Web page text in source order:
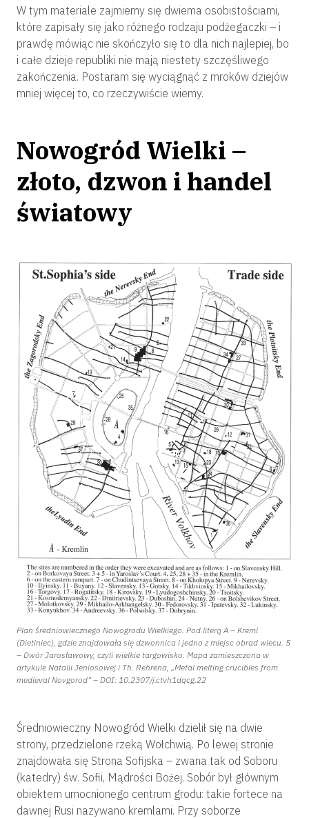
W tym materiale zajmiemy się dwiema osobistościami,
które zapisały się jako różnego rodzaju podżegaczki – i
prawdę mówiąc nie skończyło się to dla nich najlepiej, bo
i całe dzieje republiki nie mają niestety szczęśliwego
zakończenia. Postaram się wyciągnąć z mroków dziejów
mniej więcej to, co rzeczywiście wiemy.
Nowogród Wielki –
złoto, dzwon i handel
światowy
Plan średniowiecznego Nowogrodu Wielkiego. Pod literą A – Kreml
(Dietiniec), gdzie znajdowała się dzwonnica i jedno z miejsc obrad wiecu. 5
– Dwór Jarosławowy, czyli wielkie targowisko. Mapa zamieszczona w
artykule Natalii Jeniosowej i Th. Rehrena, „Metal melting crucibles from
medieval Novgorod” – DOI: 10.2307/j.ctvh1dqcg.22
Średniowieczny Nowogród Wielki dzielił się na dwie
strony, przedzielone rzeką Wołchwią. Po lewej stronie
znajdowała się Strona Sofijska – zwana tak od Soboru
(katedry) św. Sofii, Mądrości Bożej. Sobór był głównym
obiektem umocnionego centrum grodu: takie fortece na
dawnej Rusi nazywano kremlami. Przy soborze